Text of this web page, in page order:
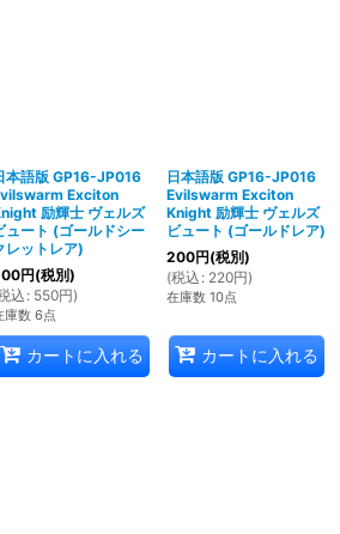
本語版 GP16-JP016
Exciton
励輝士 ヴェルズ
ュート (ゴールドシー
レットレア)
円(税別)
込 : 550円)
庫数 6点
カートに入れる
日本語版 GP16-JP016
Evilswarm Exciton
Knight 励輝士 ヴェルズ
ビュート (ゴールドレア)
200円(税別)
(税込 : 220円)
在庫数 10点
カートに入れる